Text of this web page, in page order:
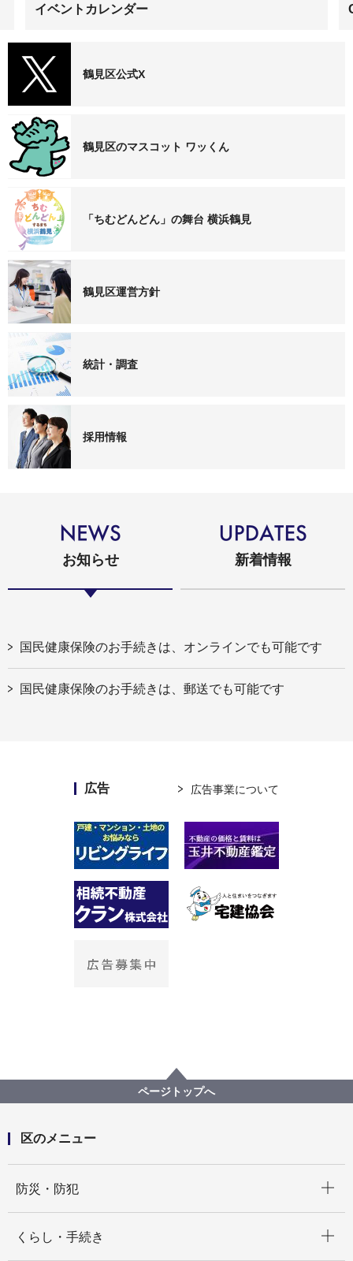
イベントカレンダー
鶴見区公式X
鶴見区のマスコット ワッくん
「ちむどんどん」の舞台 横浜鶴見
鶴見区運営方針
統計・調査
採用情報
お知らせ
国民健康保険のお手続きは、オンラインでも可能です
国民健康保険のお手続きは、郵送でも可能です
新着情報
広告 広告事業について
ページトップへ
区のメニュー
防災・防犯
くらし・手続き